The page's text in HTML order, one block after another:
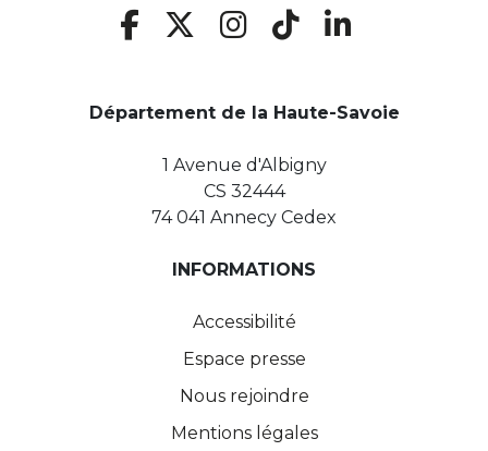
Département de la Haute-Savoie
1 Avenue d'Albigny
CS 32444
74 041 Annecy Cedex
INFORMATIONS
Accessibilité
Espace presse
Nous rejoindre
Mentions légales